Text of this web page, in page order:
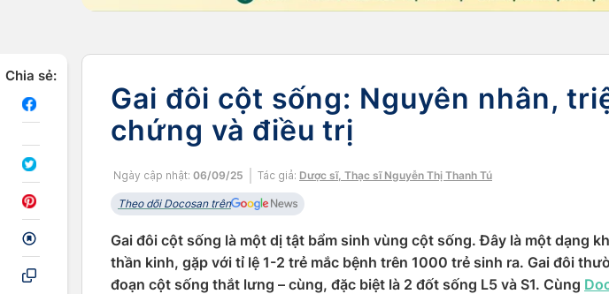
Chia sẻ:
Gai đôi cột sống: Nguyên nhân,
chứng và điều trị
Ngày cập nhật: 06/09/25 Tác giả: Dược sĩ, Thạc sĩ Nguyễn Thị Thanh Tú
Theo dõi Docosan trên
Gai đôi cột sống là một dị tật bẩm sinh vùng cột sống. Đây là một dạng
thần kinh, gặp với tỉ lệ 1-2 trẻ mắc bệnh trên 1000 trẻ sinh ra. Gai đôi
đoạn cột sống thắt lưng – cùng, đặc biệt là 2 đốt sống L5 và S1. Cùng